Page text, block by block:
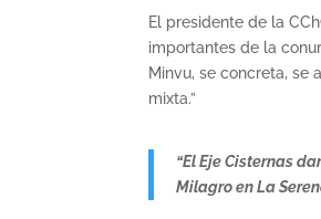
El presidente de la
importantes de la
Minvu, se concreta, se
mixta.”
“El Eje Cisternas
Milagro en La